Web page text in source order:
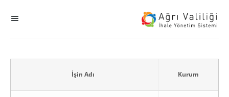
İşin Adı Kurum